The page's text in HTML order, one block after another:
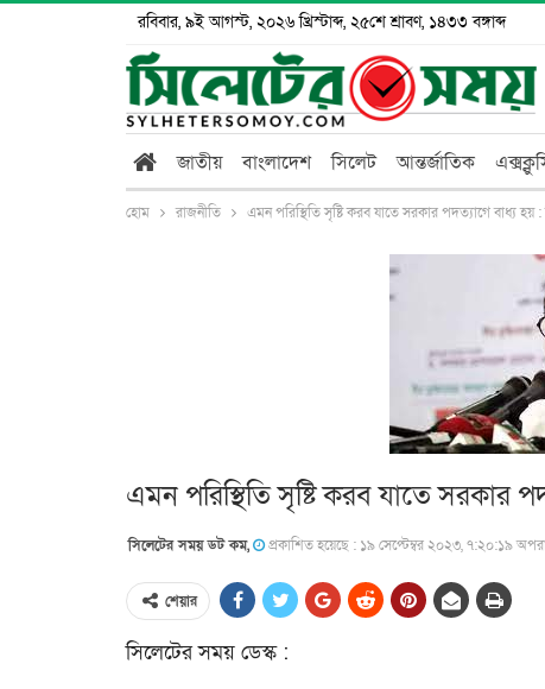
রবিবার, ৯ই আগস্ট, ২০২৬ খ্রিস্টাব্দ, ২৫শে শ্রাবণ, ১৪৩৩ বঙ্গাব্দ
জাতীয় বাংলাদেশ সিলেট আন্তর্জাতিক
হোম রাজনীতি এমন পরিস্থিতি সৃষ্টি করব যাতে সরকার পদত্যাগে বাধ্য হয়
এমন পরিস্থিতি সৃষ্টি করব যাতে সরকার
সিলেটের সময় ডট কম, প্রকাশিত হয়েছে : ১৯ সেপ্টেম্বর ২০২৩, ৭:২০:১৯
শেয়ার
সিলেটের সময় ডেস্ক :